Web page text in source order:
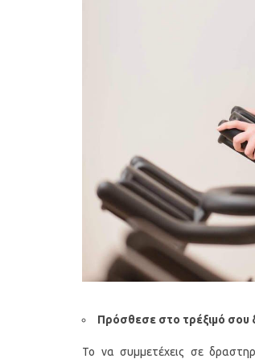
Πρόσθεσε στο τρέξιμό σου
Το να συμμετέχεις σε